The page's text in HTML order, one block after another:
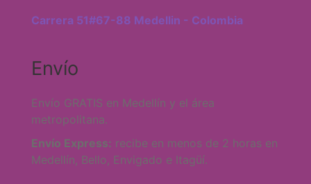
Carrera 51#67-88 Medellin - Colombia
Envío
Envío GRATIS en Medellín y el área
metropolitana.
Envío Express: recibe en menos de 2 horas en
Medellín, Bello, Envigado e Itagüí.